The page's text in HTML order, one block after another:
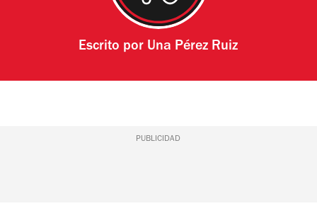
Escrito por Una Pérez Ruiz
PUBLICIDAD